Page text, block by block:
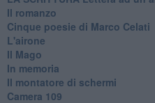
Il romanzo
Cinque poesie di Marco Celati
L'airone
Il Mago
In memoria
Il montatore di schermi
Camera 109